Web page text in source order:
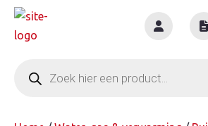
Skip
zoeken